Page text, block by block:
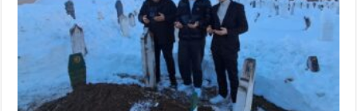
MEHMEDU
–
MEMI
iz
Fojnice